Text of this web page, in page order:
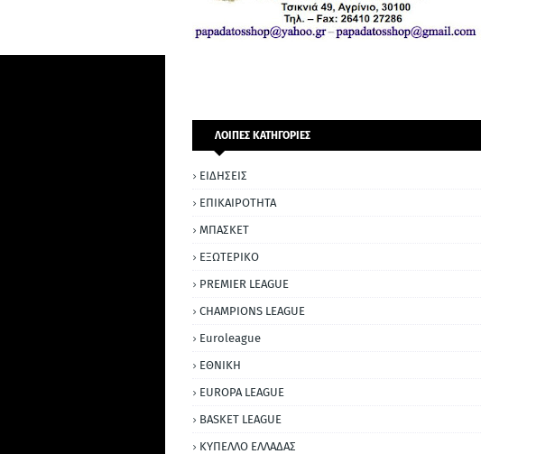
ΛΟΙΠΕΣ ΚΑΤΗΓΟΡΙΕΣ
ΕΙΔΗΣΕΙΣ
ΕΠΙΚΑΙΡΟΤΗΤΑ
ΜΠΑΣΚΕΤ
ΕΞΩΤΕΡΙΚΟ
PREMIER LEAGUE
CHAMPIONS LEAGUE
Euroleague
ΕΘΝΙΚΗ
EUROPA LEAGUE
BASKET LEAGUE
ΚΥΠΕΛΛΟ ΕΛΛΑΔΑΣ